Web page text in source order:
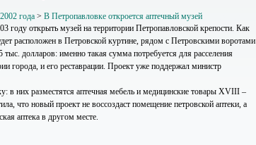
года > В Петропавловке откроется аптечный музей
году открыть музей на территории Петропавловской крепости. Как
расположен в Петровской куртине, рядом с Петровскими воротами
долларов: именно такая сумма потребуется для расселения
города, и его реставрации. Проект уже поддержал министр
в них разместятся аптечная мебель и медицинские товары XVIII –
что новый проект не воссоздаст помещение петровской аптеки, а
аптека в другом месте.